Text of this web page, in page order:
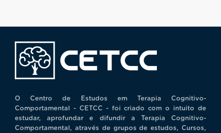
O Centro de Estudos em Terapia Cognitivo-
Comportamental - CETCC - foi criado com o intuito de
estudar, aprofundar e difundir a Terapia Cognitivo-
Comportamental, através de grupos de estudos, Cursos,